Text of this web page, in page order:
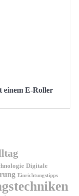
einem E-Roller
Digitale
Einrichtungstipps